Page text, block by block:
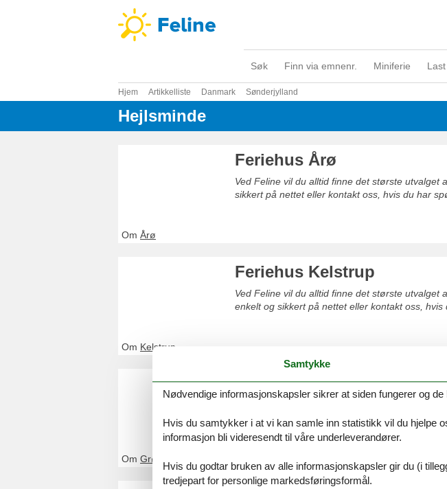
Søk Finn via emnenr. Miniferie
Hjem Artikkelliste Danmark Sønderjylland
Hejlsminde
Feriehus Årø
Ved Feline vil du alltid finne det største utvalget
sikkert på nettet eller kontakt oss, hvis du har
Om Årø
Feriehus Kelstrup
Ved Feline vil du alltid finne det største utvalget
enkelt og sikkert på nettet eller kontakt oss, hvis
Om Kelstrup
Feriehus Grønninghoved
Bestill enkelt og sikkert på nettet eller kontakt
Om Grønninghoved
Samtykke
Nødvendige informasjonskapsler sikrer at siden fungerer og
Hvis du samtykker i at vi kan samle inn statistikk vil du hjelpe
informasjon bli videresendt til våre underleverandører.
Hvis du godtar bruken av alle informasjonskapsler gir du (i
tredjepart for personlige markedsføringsformål.